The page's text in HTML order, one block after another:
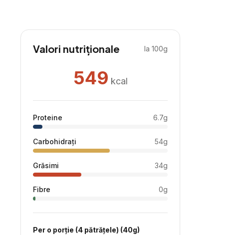
Valori nutriționale la 100g
549 kcal
Proteine 6.7g
Carbohidrați 54g
Grăsimi 34g
Fibre 0g
Per o porție (4 pătrățele) (40g)